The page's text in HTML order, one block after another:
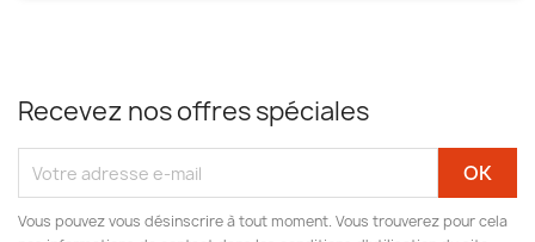
Recevez nos offres spéciales
Vous pouvez vous désinscrire à tout moment. Vous trouverez pour cela